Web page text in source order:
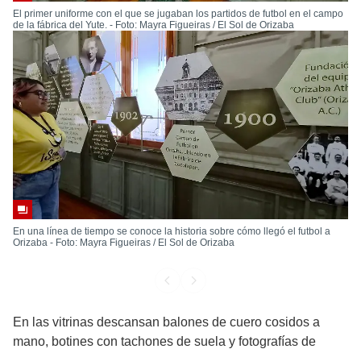
El primer uniforme con el que se jugaban los partidos de futbol en el campo
de la fábrica del Yute. - Foto: Mayra Figueiras / El Sol de Orizaba
En una línea de tiempo se conoce la historia sobre cómo llegó el futbol a
Orizaba - Foto: Mayra Figueiras / El Sol de Orizaba
En las vitrinas descansan balones de cuero cosidos a
mano, botines con tachones de suela y fotografías de